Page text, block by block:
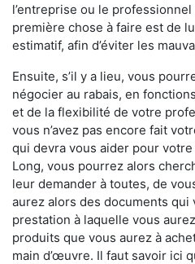
l’entreprise ou le
première chose à faire est de
estimatif, afin d’éviter les
Ensuite, s’il y a lieu, vous
négocier au rabais, en
et de la flexibilité de votre
vous n’avez pas encore fait
qui devra vous aider pour
Long, vous pourrez alors
leur demander à toutes, de
aurez alors des documents qui
prestation à laquelle vous
produits que vous aurez à
main d’œuvre. Il faut savoir ici